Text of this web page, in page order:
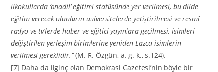
ilkokullarda ‘anadil’ eğitimi statüsünde yer verilmesi, bu dilde
eğitim verecek olanların üniversitelerde yetiştirilmesi ve resmî
radyo ve tv’lerde haber ve eğitici yayınlara geçilmesi, isimleri
değiştirilen yerleşim birimlerine yeniden Lazca isimlerin
verilmesi gereklidir.”(M. R. Özgün, a. g. k., s.124).
[7] Daha da ilginç olan Demokrasi Gazetesi’nin böyle bir